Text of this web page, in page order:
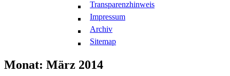
Transparenzhinweis
Impressum
Archiv
Sitemap
Monat: März 2014